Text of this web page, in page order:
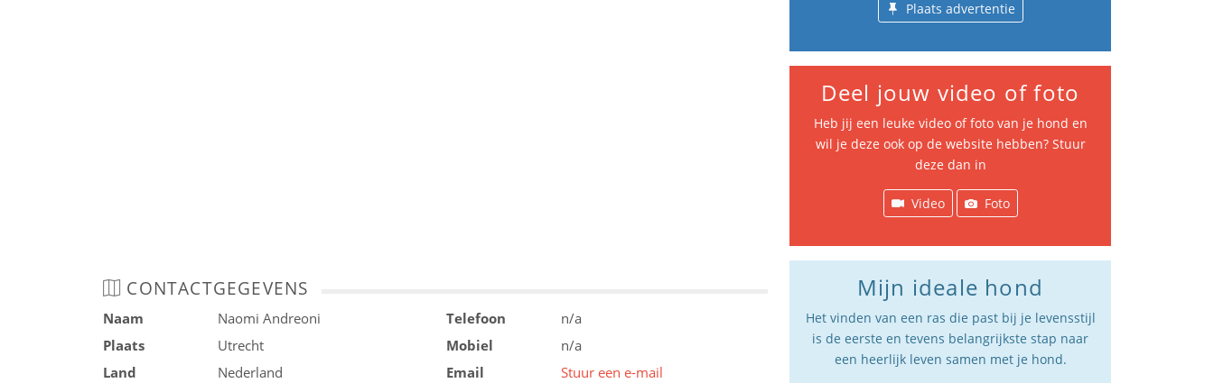
CONTACTGEGEVENS
Naam
Naomi Andreoni
Plaats
Utrecht
Land
Nederland
Telefoon
n/a
Mobiel
n/a
Email
Stuur een e-mail
Plaats advertentie
Deel jouw video of foto
Heb jij een leuke video of foto van je hond en
wil je deze ook op de website hebben? Stuur
deze dan in
Video Foto
Mijn ideale hond
Het vinden van een ras die past bij je levensstijl
is de eerste en tevens belangrijkste stap naar
een heerlijk leven samen met je hond.